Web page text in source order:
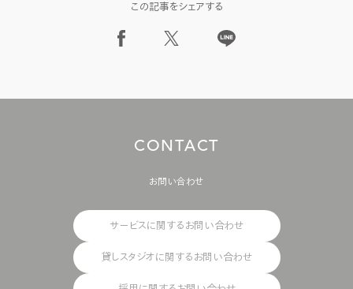
この記事をシェアする
CONTACT
お問い合わせ
サービスに関するお問い合わせ
貸しスタジオに関するお問い合わせ